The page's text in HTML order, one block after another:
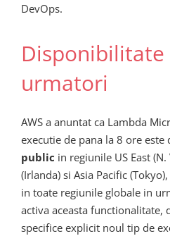
DevOps.
Disponibilitate
urmatori
AWS a anuntat ca Lambda
executie de pana la 8 ore
public in regiunile US East
(Irlanda) si Asia Pacific
in toate regiunile globale in
activa aceasta functionalitate,
specifice explicit noul tip de